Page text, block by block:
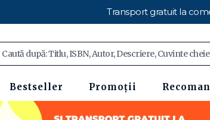
Transport gratuit la
Bestseller Promoții